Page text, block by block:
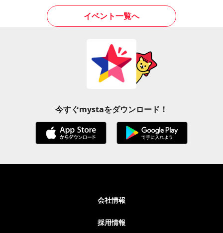
イベント一覧へ
今すぐmystaをダウンロード！
会社情報
採用情報